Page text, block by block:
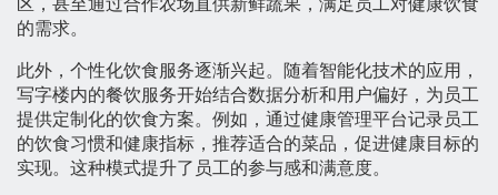
区，甚至通过合作农场直供新鲜蔬果，满足员工对健康饮食
的需求。
此外，个性化饮食服务逐渐兴起。随着智能化技术的应用，
写字楼内的餐饮服务开始结合数据分析和用户偏好，为员工
提供定制化的饮食方案。例如，通过健康管理平台记录员工
的饮食习惯和健康指标，推荐适合的菜品，促进健康目标的
实现。这种模式提升了员工的参与感和满意度。